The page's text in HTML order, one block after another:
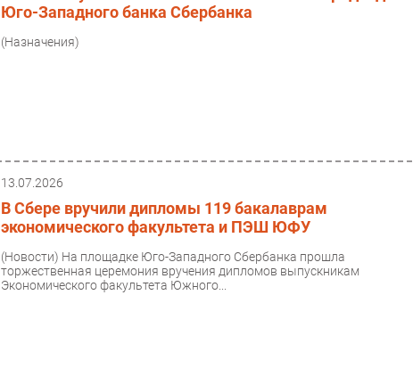
Юго-Западного банка Сбербанка
(Назначения)
13.07.2026
В Сбере вручили дипломы 119 бакалаврам
экономического факультета и ПЭШ ЮФУ
(Новости) На площадке Юго-Западного Сбербанка прошла
торжественная церемония вручения дипломов выпускникам
Экономического факультета Южного...